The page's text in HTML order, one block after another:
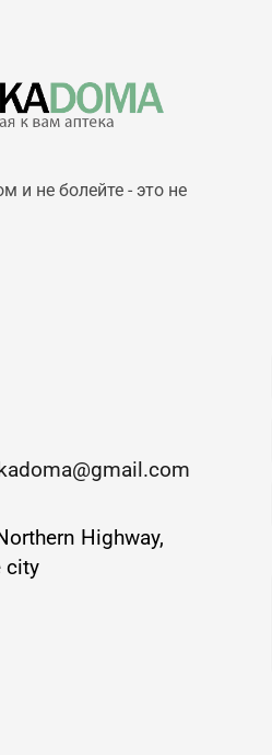
и не болейте - это не
Highway,
city